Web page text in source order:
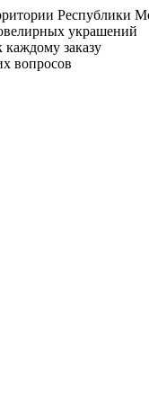
Республики
украшений
каждому заказу
вопросов